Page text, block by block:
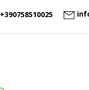
+390758510025